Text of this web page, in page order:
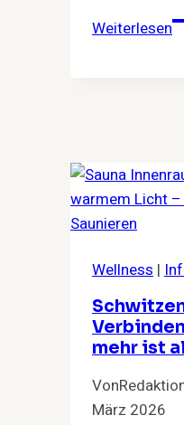
Weiterlesen
Wellness |
mehr ist
Von
März 2026